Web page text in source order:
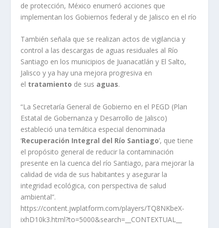
de protección, México enumeró acciones que
implementan los Gobiernos federal y de Jalisco en el río
También señala que se realizan actos de vigilancia y
control a las descargas de aguas residuales al Río
Santiago en los municipios de Juanacatlán y El Salto,
Jalisco y ya hay una mejora progresiva en
el tratamiento de sus aguas.
“La Secretaría General de Gobierno en el PEGD (Plan
Estatal de Gobernanza y Desarrollo de Jalisco)
estableció una temática especial denominada
‘Recuperación Integral del Río Santiago’, que tiene
el propósito general de reducir la contaminación
presente en la cuenca del río Santiago, para mejorar la
calidad de vida de sus habitantes y asegurar la
integridad ecológica, con perspectiva de salud
ambiental”.
https://content.jwplatform.com/players/TQ8NKbeX-
ixhD10k3.html?to=5000&search=__CONTEXTUAL__